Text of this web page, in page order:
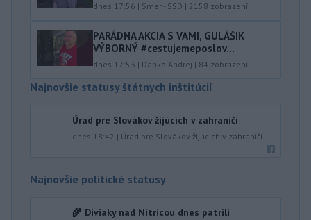
dnes 17:56 | Smer - SSD | 2158 zobrazení
PARÁDNA AKCIA S VAMI, GULÁŠIK
VÝBORNÝ #cestujemeposlov...
dnes 17:53 | Danko Andrej | 84 zobrazení
Najnovšie statusy štátnych inštitúcií
Úrad pre Slovákov žijúcich v zahraničí
dnes 18:42 | Úrad pre Slovákov žijúcich v zahraničí
Najnovšie politické statusy
🌾 Diviaky nad Nitricou dnes patrili